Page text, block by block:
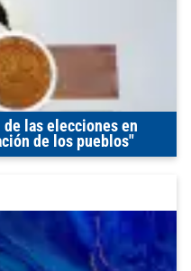
las elecciones en
de los pueblos"